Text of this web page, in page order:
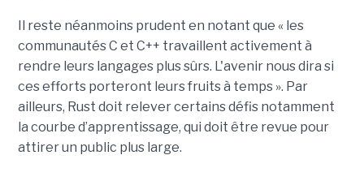
Il reste néanmoins prudent en notant que « les
communautés C et C++ travaillent activement à
rendre leurs langages plus sûrs. L'avenir nous dira si
ces efforts porteront leurs fruits à temps ». Par
ailleurs, Rust doit relever certains défis notamment
la courbe d’apprentissage, qui doit être revue pour
attirer un public plus large.